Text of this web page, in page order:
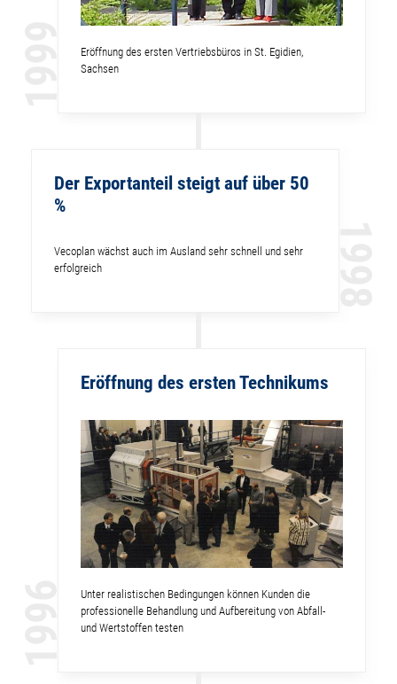
Eröffnung des ersten Vertriebsbüros in St. Egidien,
Sachsen
Der Exportanteil steigt auf über 50
%
Vecoplan wächst auch im Ausland sehr schnell und sehr
erfolgreich
Eröffnung des ersten Technikums
Unter realistischen Bedingungen können Kunden die
professionelle Behandlung und Aufbereitung von Abfall-
und Wertstoffen testen